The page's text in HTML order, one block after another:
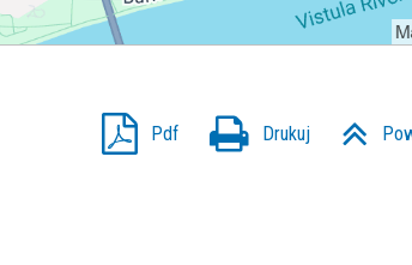
Pdf Drukuj